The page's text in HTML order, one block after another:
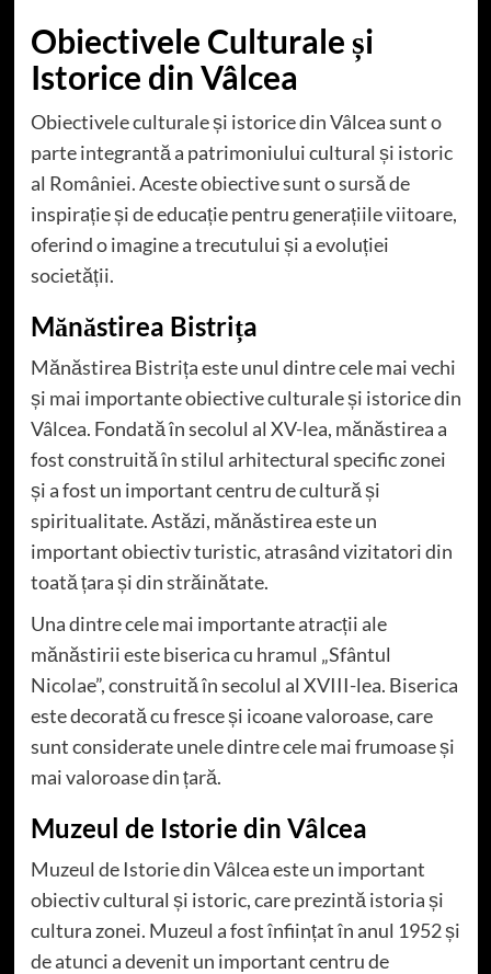
Obiectivele Culturale și
Istorice din Vâlcea
Obiectivele culturale și istorice din Vâlcea sunt o
parte integrantă a patrimoniului cultural și istoric
al României. Aceste obiective sunt o sursă de
inspirație și de educație pentru generațiile viitoare,
oferind o imagine a trecutului și a evoluției
societății.
Mănăstirea Bistrița
Mănăstirea Bistrița este unul dintre cele mai vechi
și mai importante obiective culturale și istorice din
Vâlcea. Fondată în secolul al XV-lea, mănăstirea a
fost construită în stilul arhitectural specific zonei
și a fost un important centru de cultură și
spiritualitate. Astăzi, mănăstirea este un
important obiectiv turistic, atrasând vizitatori din
toată țara și din străinătate.
Una dintre cele mai importante atracții ale
mănăstirii este biserica cu hramul „Sfântul
Nicolae”, construită în secolul al XVIII-lea. Biserica
este decorată cu fresce și icoane valoroase, care
sunt considerate unele dintre cele mai frumoase și
mai valoroase din țară.
Muzeul de Istorie din Vâlcea
Muzeul de Istorie din Vâlcea este un important
obiectiv cultural și istoric, care prezintă istoria și
cultura zonei. Muzeul a fost înființat în anul 1952 și
de atunci a devenit un important centru de